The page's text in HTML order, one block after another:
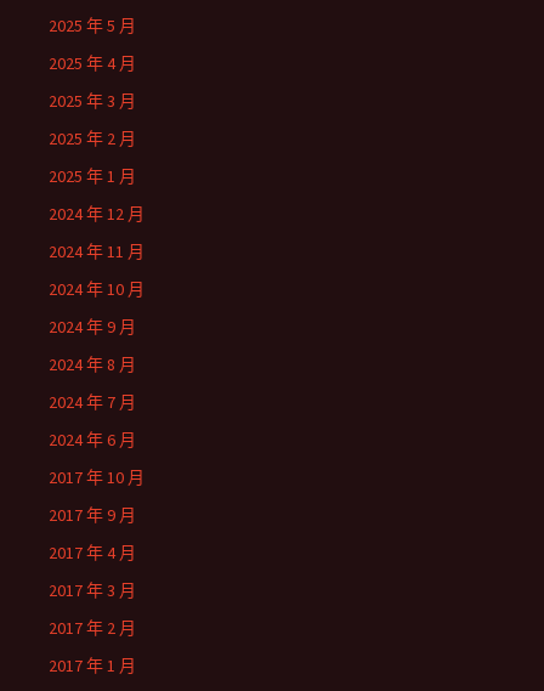
2025 年 5 月
2025 年 4 月
2025 年 3 月
2025 年 2 月
2025 年 1 月
2024 年 12 月
2024 年 11 月
2024 年 10 月
2024 年 9 月
2024 年 8 月
2024 年 7 月
2024 年 6 月
2017 年 10 月
2017 年 9 月
2017 年 4 月
2017 年 3 月
2017 年 2 月
2017 年 1 月